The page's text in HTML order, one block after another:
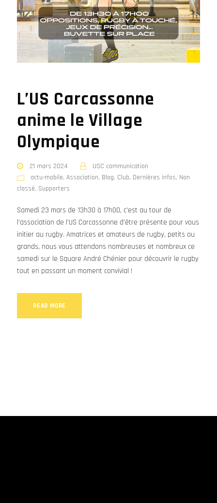
L’US Carcassonne
anime le Village
Olympique
21 mars 2024
USC communication
actu-mobile, Association, Blog, Club, Dernières infos, Non
classé, Supporters
Samedi 23 mars de 13h30 à 17h00, c'est au tour de
l'association de l'US Carcassonne d'être présente pour vous
initier au rugby. Amatrices et amateurs de rugby, petits ou
grands, nous vous attendons nombreuses et nombreux ce
samedi sur le Square André Chénier pour découvrir le rugby
tout en passant un moment convivial !
READ MORE